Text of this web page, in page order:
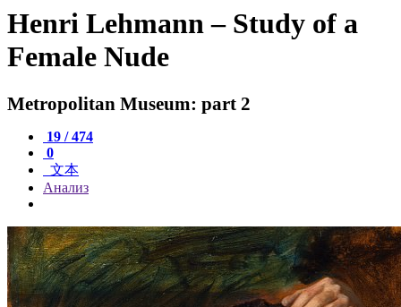
Henri Lehmann – Study of a
Female Nude
Metropolitan Museum: part 2
19 / 474
0
文本
Анализ